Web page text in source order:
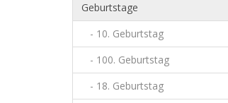
Geburtstage
- 10. Geburtstag
- 100. Geburtstag
- 18. Geburtstag